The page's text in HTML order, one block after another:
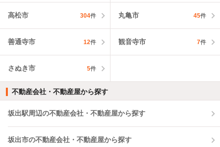
高松市 304件 丸亀市 45件
善通寺市 12件 観音寺市 7件
さぬき市 5件
不動産会社・不動産屋から探す
坂出駅周辺の不動産会社・不動産屋から探す
坂出市の不動産会社・不動産屋から探す